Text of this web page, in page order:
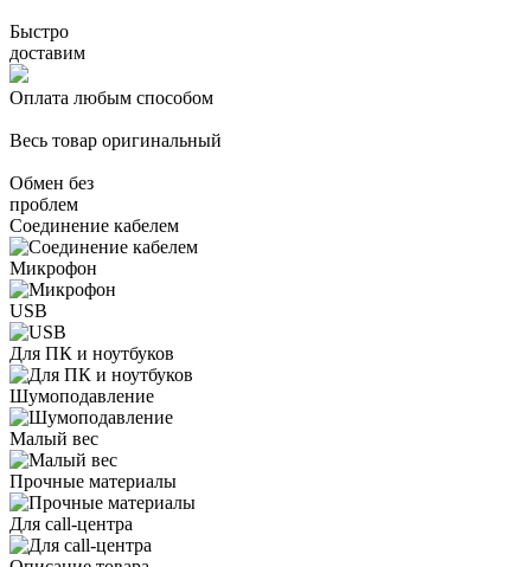
Быстро
доставим
Оплата любым способом
Весь товар оригинальный
Обмен без
проблем
Соединение кабелем
Микрофон
USB
Для ПК и ноутбуков
Шумоподавление
Малый вес
Прочные материалы
Для call-центра